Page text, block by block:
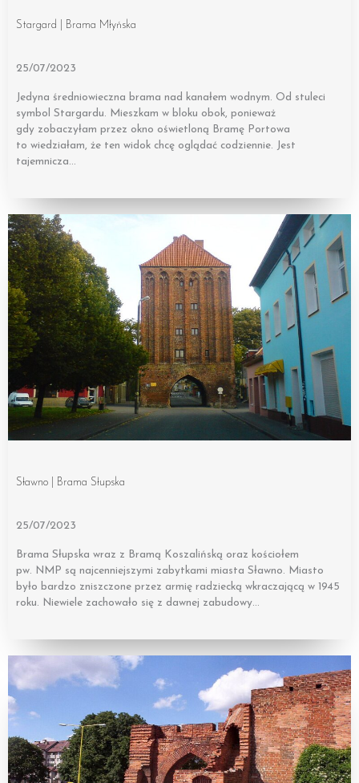
Stargard | Brama Młyńska
25/07/2023
Jedyna średniowieczna brama nad kanałem wodnym. Od stuleci
symbol Stargardu. Mieszkam w bloku obok, ponieważ
gdy zobaczyłam przez okno oświetloną Bramę Portowa
to wiedziałam, że ten widok chcę oglądać codziennie. Jest
tajemnicza…
Sławno | Brama Słupska
25/07/2023
Brama Słupska wraz z Bramą Koszalińską oraz kościołem
pw. NMP są najcenniejszymi zabytkami miasta Sławno. Miasto
było bardzo zniszczone przez armię radziecką wkraczającą w 1945
roku. Niewiele zachowało się z dawnej zabudowy…